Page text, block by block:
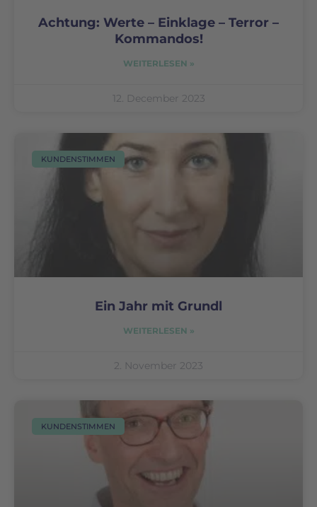
Achtung: Werte – Einklage – Terror –
Kommandos!
WEITERLESEN »
12. December 2023
KUNDENSTIMMEN
Ein Jahr mit Grundl
WEITERLESEN »
2. November 2023
KUNDENSTIMMEN